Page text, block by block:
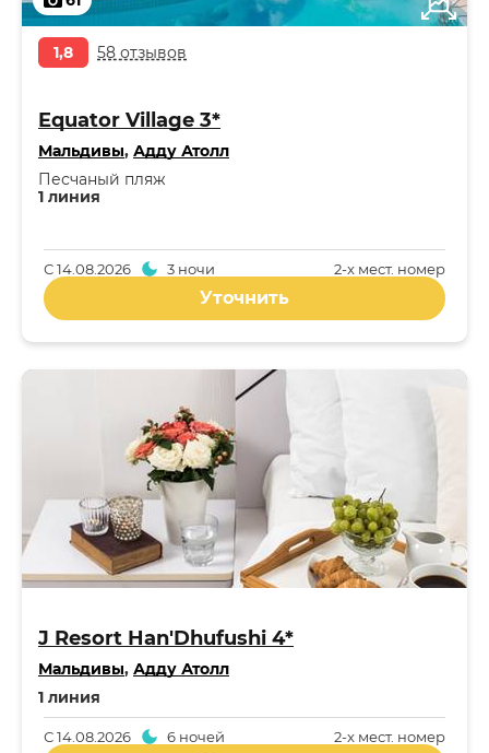
1,8 58 отзывов
Equator Village 3*
Мальдивы, Адду Атолл
1 линия
Песчаный пляж
2-x мест. номер
С14.08.2026 3 ночи
Уточнить
J Resort Han'Dhufushi 4*
Мальдивы, Адду Атолл
1 линия
2-x мест. номер
С14.08.2026 6 ночей